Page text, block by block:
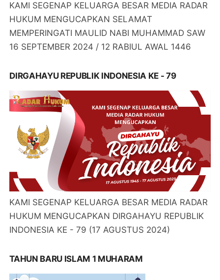
KAMI SEGENAP KELUARGA BESAR MEDIA RADAR
HUKUM MENGUCAPKAN SELAMAT
MEMPERINGATI MAULID NABI MUHAMMAD SAW
16 SEPTEMBER 2024 / 12 RABIUL AWAL 1446
DIRGAHAYU REPUBLIK INDONESIA KE - 79
KAMI SEGENAP KELUARGA BESAR MEDIA RADAR
HUKUM MENGUCAPKAN DIRGAHAYU REPUBLIK
INDONESIA KE - 79 (17 AGUSTUS 2024)
TAHUN BARU ISLAM 1 MUHARAM